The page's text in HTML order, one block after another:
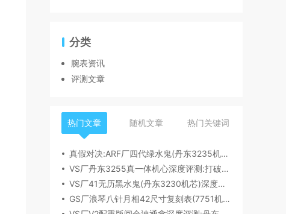
分类
腕表资讯
评测文章
热门文章 随机文章 热门关键词
真假对决:ARF厂四代绿水鬼(丹东3235机芯)深度评测
VS厂丹东3255真一体机心深度评测:打破市场乱象,重塑复刻机芯新标杆​
VS厂41无历黑水鬼(丹东3230机芯)深度评测:性能与破绽全解析
GS厂浪琴八针月相42尺寸复刻表(7751机芯)细节全析